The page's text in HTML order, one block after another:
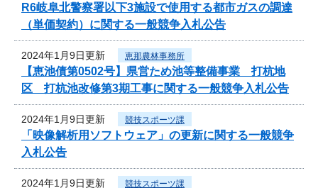
R6岐阜北警察署以下3施設で使用する都市ガスの調達
（単価契約）に関する一般競争入札公告
2024年1月9日更新 恵那農林事務所
【恵池債第0502号】県営ため池等整備事業 打杭地
区 打杭池改修第3期工事に関する一般競争入札公告
2024年1月9日更新 競技スポーツ課
「映像解析用ソフトウェア」の更新に関する一般競争
入札公告
2024年1月9日更新 競技スポーツ課